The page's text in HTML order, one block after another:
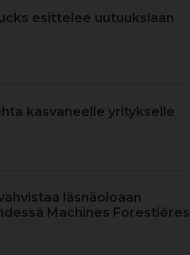
esittelee uutuuksiaan
kasvaneelle yritykselle
läsnäoloaan
Machines Forestières